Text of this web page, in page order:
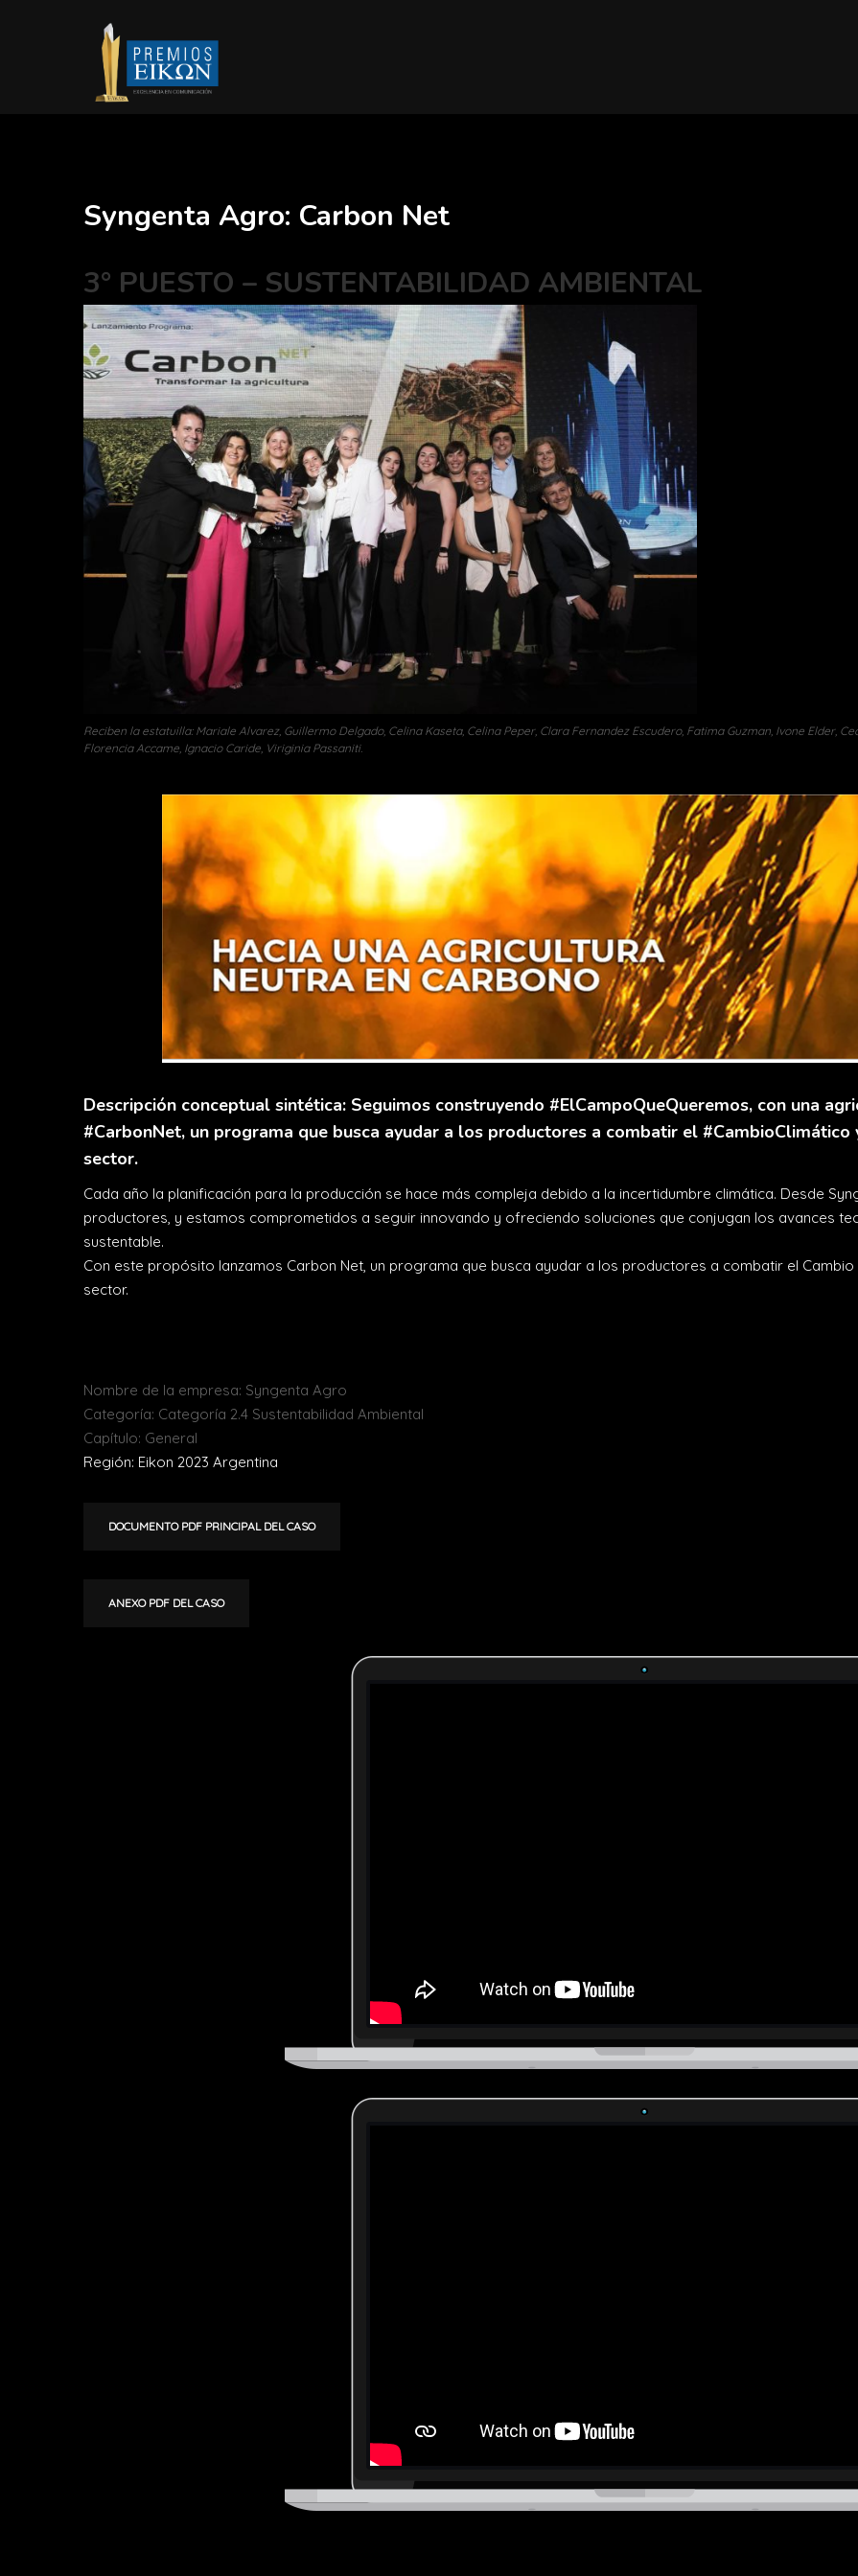
Syngenta Agro: Carbon Net
3° PUESTO – SUSTENTABILIDAD AMBIENTAL
Reciben la estatuilla: Mariale Alvarez, Guillermo Delgado, Celina Kaseta, Celina Peper, Clara Fernandez Escudero, Fatima Guzman, Ivone Elder,
Florencia Accame, Ignacio Caride, Viriginia Passaniti.
Descripción conceptual sintética: Seguimos construyendo #ElCampoQueQueremos, con una
#CarbonNet, un programa que busca ayudar a los productores a combatir el
sector.
Cada año la planificación para la producción se hace más compleja debido a la incertidumbre climática. Desde
productores, y estamos comprometidos a seguir innovando y ofreciendo soluciones que conjugan los avances
sustentable.
Con este propósito lanzamos Carbon Net, un programa que busca ayudar a los productores a combatir el
sector.
Nombre de la empresa: Syngenta Agro
Categoría: Categoría 2.4 Sustentabilidad Ambiental
Capítulo: General
Región: Eikon 2023 Argentina
DOCUMENTO PDF PRINCIPAL DEL CASO
ANEXO PDF DEL CASO